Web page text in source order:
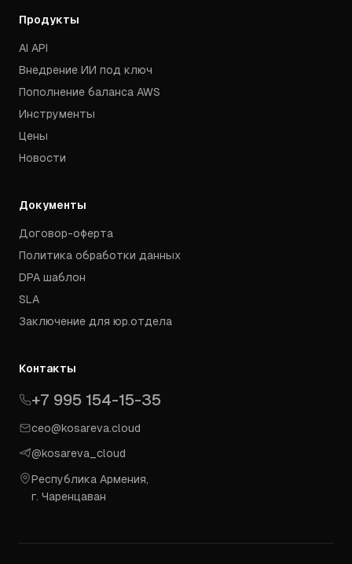
Продукты
AI API
Внедрение ИИ под ключ
Пополнение баланса AWS
Инструменты
Цены
Новости
Документы
Договор-оферта
Политика обработки данных
DPA шаблон
SLA
Заключение для юр.отдела
Контакты
+7 995 154-15-35
ceo@kosareva.cloud
@kosareva_cloud
Республика Армения,
г. Чаренцаван